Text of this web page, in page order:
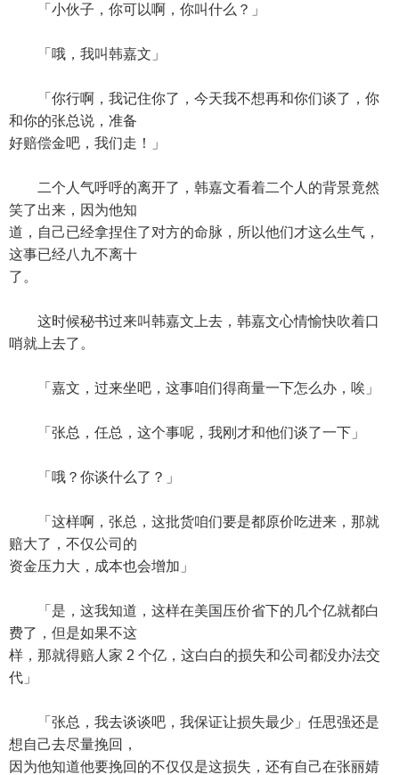
「小伙子，你可以啊，你叫什么？」
「哦，我叫韩嘉文」
「你行啊，我记住你了，今天我不想再和你们谈了，你
和你的张总说，准备
好赔偿金吧，我们走！」
二个人气呼呼的离开了，韩嘉文看着二个人的背景竟然
笑了出来，因为他知
道，自己已经拿捏住了对方的命脉，所以他们才这么生气，
这事已经八九不离十
了。
这时候秘书过来叫韩嘉文上去，韩嘉文心情愉快吹着口
哨就上去了。
「嘉文，过来坐吧，这事咱们得商量一下怎么办，唉」
「张总，任总，这个事呢，我刚才和他们谈了一下」
「哦？你谈什么了？」
「这样啊，张总，这批货咱们要是都原价吃进来，那就
赔大了，不仅公司的
资金压力大，成本也会增加」
「是，这我知道，这样在美国压价省下的几个亿就都白
费了，但是如果不这
样，那就得赔人家 2 个亿，这白白的损失和公司都没办法交
代」
「张总，我去谈谈吧，我保证让损失最少」任思强还是
想自己去尽量挽回，
因为他知道他要挽回的不仅仅是这损失，还有自己在张丽婧